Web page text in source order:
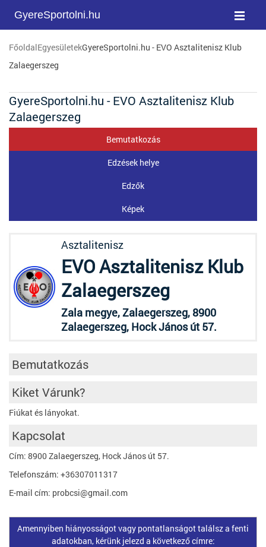
GyereSportolni.hu
FőoldalEgyesületekGyereSportolni.hu - EVO Asztalitenisz Klub
Zalaegerszeg
GyereSportolni.hu - EVO Asztalitenisz Klub
Zalaegerszeg
Bemutatkozás
Edzések helye
Edzők
Képek
Asztalitenisz
EVO Asztalitenisz Klub
Zalaegerszeg
Zala megye, Zalaegerszeg, 8900
Zalaegerszeg, Hock János út 57.
Bemutatkozás
Kiket Várunk?
Fiúkat és lányokat.
Kapcsolat
Cím: 8900 Zalaegerszeg, Hock János út 57.
Telefonszám: +36307011317
E-mail cím: probcsi@gmail.com
Amennyiben hiányosságot vagy pontatlanságot találsz a fenti
adatokban, kérünk jelezd a következő címre: